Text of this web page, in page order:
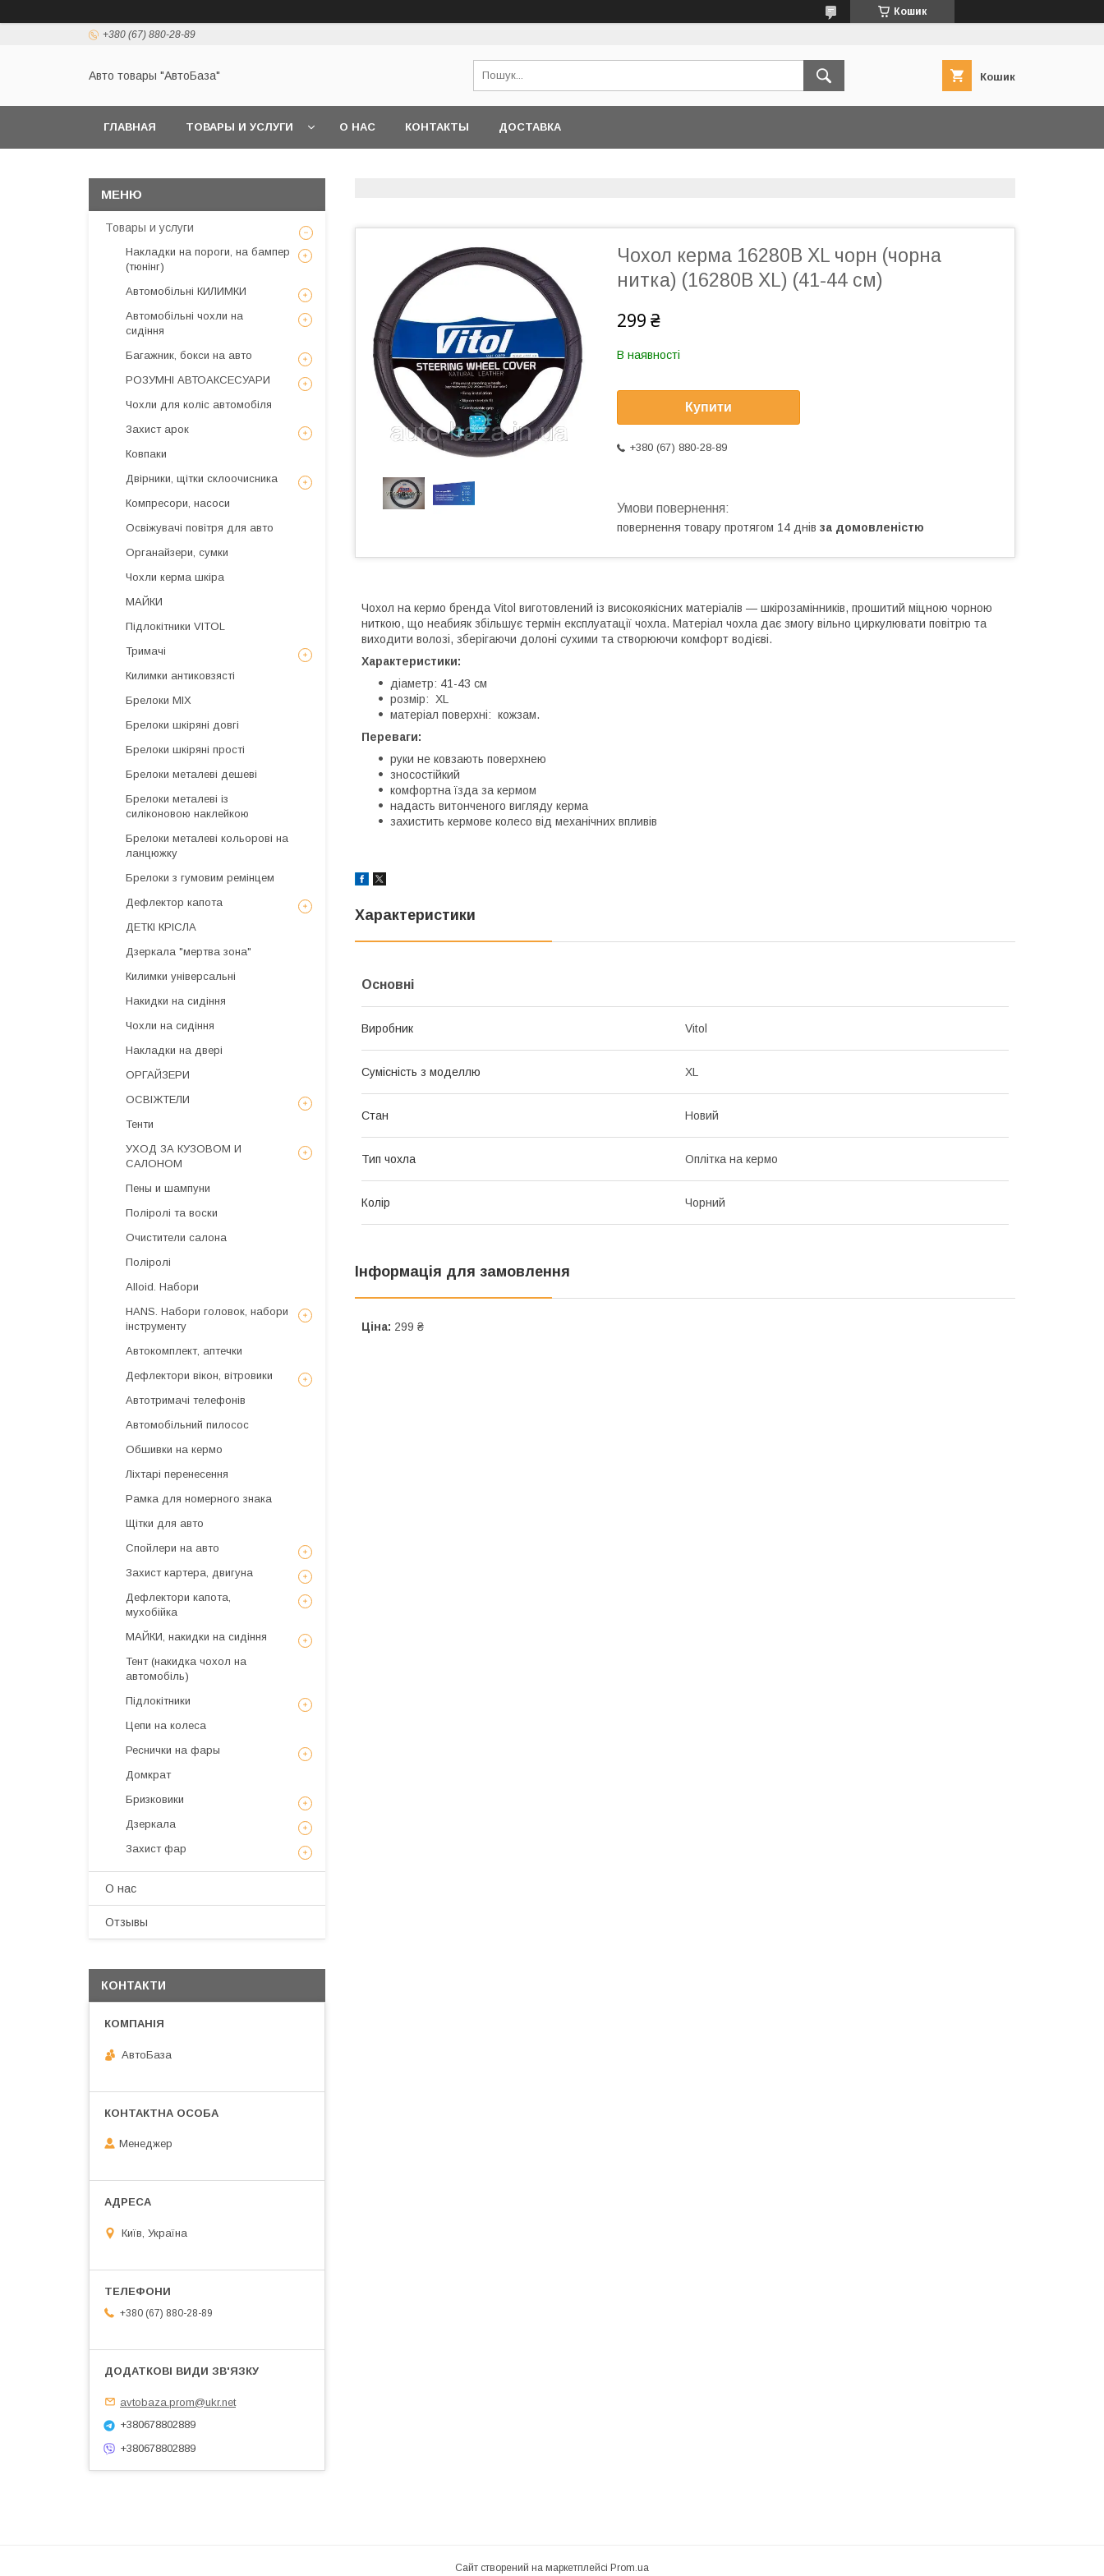
Кошик
+380 (67) 880-28-89
Авто товары "АвтоБаза" Кошик
ГЛАВНАЯ ТОВАРЫ И УСЛУГИ О НАС КОНТАКТЫ ДОСТАВКА
Чохол керма 16280B XL чорн (чорна
нитка) (16280B XL) (41-44 см)
299 ₴
В наявності
Купити
+380 (67) 880-28-89
повернення товару протягом 14 днів за домовленістю
Чохол на кермо бренда Vitol виготовлений із високоякісних матеріалів — шкірозамінників, прошитий міцною чорною
ниткою, що неабияк збільшує термін експлуатації чохла. Матеріал чохла дає змогу вільно циркулювати повітрю та
виходити волозі, зберігаючи долоні сухими та створюючи комфорт водієві.
Характеристики:
діаметр: 41-43 см
розмір: XL
матеріал поверхні: кожзам.
Переваги:
руки не ковзають поверхнею
зносостійкий
комфортна їзда за кермом
надасть витонченого вигляду керма
захистить кермове колесо від механічних впливів
Характеристики
Основні
Виробник Vitol
Сумісність з моделлю XL
Стан Новий
Тип чохла Оплітка на кермо
Колір Чорний
Інформація для замовлення
Ціна: 299 ₴
Товары и услуги
Накладки на пороги, на бампер
(тюнінг)
Автомобільні КИЛИМКИ
Автомобільні чохли на
сидіння
Багажник, бокси на авто
РОЗУМНІ АВТОАКСЕСУАРИ
Чохли для коліс автомобіля
Захист арок
Ковпаки
Двірники, щітки склоочисника
Компресори, насоси
Освіжувачі повітря для авто
Органайзери, сумки
Чохли керма шкіра
МАЙКИ
Підлокітники VITOL
Тримачі
Килимки антиковзясті
Брелоки MIX
Брелоки шкіряні довгі
Брелоки шкіряні прості
Брелоки металеві дешеві
Брелоки металеві із
силіконовою наклейкою
Брелоки металеві кольорові на
ланцюжку
Брелоки з гумовим ремінцем
Дефлектор капота
ДЕТКІ КРІСЛА
Дзеркала "мертва зона"
Килимки універсальні
Накидки на сидіння
Чохли на сидіння
Накладки на двері
ОРГАЙЗЕРИ
ОСВІЖТЕЛИ
Тенти
УХОД ЗА КУЗОВОМ И
САЛОНОМ
Пены и шампуни
Поліролі та воски
Очистители салона
Поліролі
Alloid. Набори
HANS. Набори головок, набори
інструменту
Автокомплект, аптечки
Дефлектори вікон, вітровики
Автотримачі телефонів
Автомобільний пилосос
Обшивки на кермо
Ліхтарі перенесення
Рамка для номерного знака
Щітки для авто
Спойлери на авто
Захист картера, двигуна
Дефлектори капота,
мухобійка
МАЙКИ, накидки на сидіння
Тент (накидка чохол на
автомобіль)
Підлокітники
Цепи на колеса
Реснички на фары
Домкрат
Бризковики
Дзеркала
Захист фар
О нас
Отзывы
КОНТАКТИ
АвтоБаза
Менеджер
Київ, Україна
+380 (67) 880-28-89
avtobaza.prom@ukr.net
+380678802889
+380678802889
Сайт створений на маркетплейсі Prom.ua